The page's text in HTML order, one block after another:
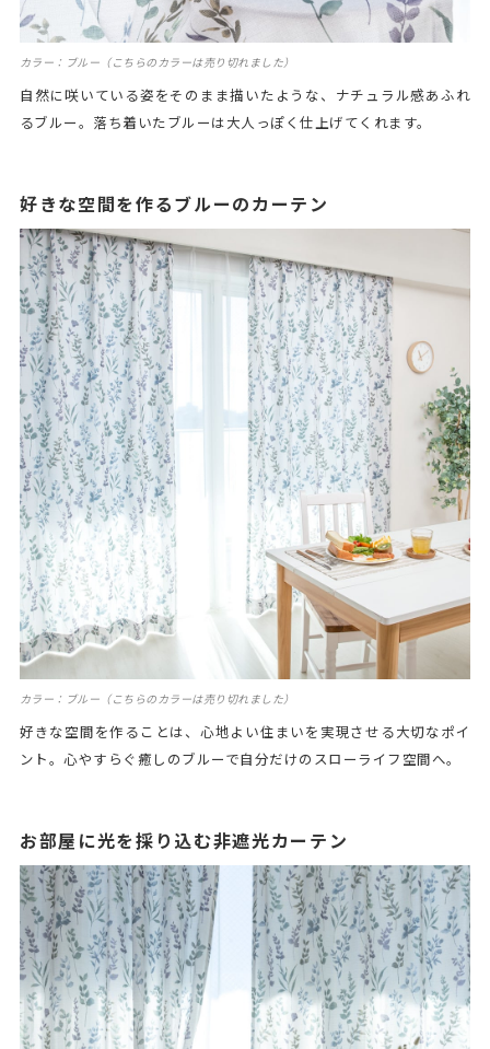
カラー：ブルー（こちらのカラーは売り切れました）
自然に咲いている姿をそのまま描いたような、ナチュラル感あふれ
るブルー。落ち着いたブルーは大人っぽく仕上げてくれます。
好きな空間を作るブルーのカーテン
カラー：ブルー（こちらのカラーは売り切れました）
好きな空間を作ることは、心地よい住まいを実現させる大切なポイ
ント。心やすらぐ癒しのブルーで自分だけのスローライフ空間へ。
お部屋に光を採り込む非遮光カーテン